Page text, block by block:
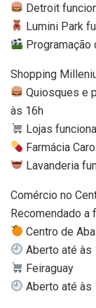
Detroit
Lumini Park
Programação
Shopping
Quiosques e
às 16h
Lojas
Farmácia
Lavanderia
Comércio no
Recomendado a
Centro de
Aberto até às
Feiraguay
Aberto até às